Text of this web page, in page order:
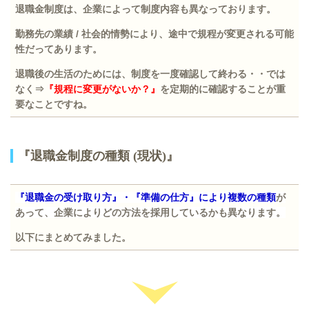
退職金制度は、企業によって制度内容も異なっております。
勤務先の業績 / 社会的情勢により、途中で規程が変更される可能
性だってあります。
退職後の生活のためには、制度を一度確認して終わる・・では
なく⇒ 『規程に変更がないか？』 を定期的に確認することが重
要なことですね。
『退職金制度の種類(現状) 』
『退職金の受け取り方』・『準備の仕方』により複数の種類が
あって、企業によりどの方法を採用しているかも異なります。
以下にまとめてみました。